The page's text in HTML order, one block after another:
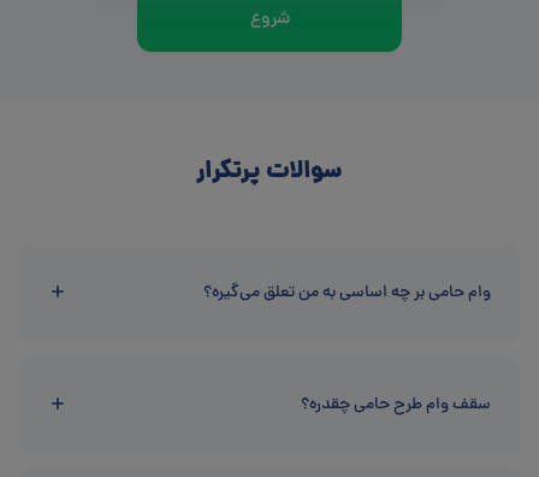
شروع
سوالات پرتکرار
وام حامی بر چه اساسی به من تعلق می‌گیره؟
سقف وام طرح حامی چقدره؟